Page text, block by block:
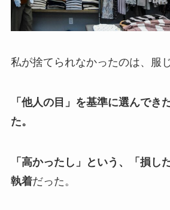
私が捨てられなかったのは、服
「他人の目」を基準に選んでき
た。
「高かったし」という、「損し
執着だった。